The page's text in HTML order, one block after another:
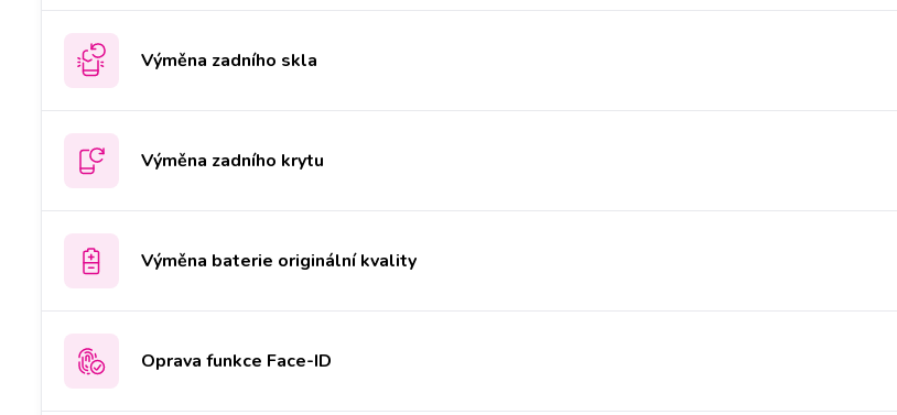
Výměna zadního skla
Výměna zadního krytu
Výměna baterie originální kvality
Oprava funkce Face-ID